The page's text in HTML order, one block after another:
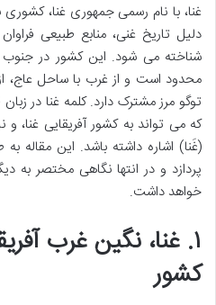
غنا، با نام رسمی جمهوری غنا،
دلیل تاریخ غنی، منابع طبیعی
شناخته می شود. این کشور در
محدود است و از غرب با ساحل عاج، از
توگو مرز مشترک دارد. کلمه غنا در
که می تواند به کشور آفریقایی غنا، و
(غَنا) اشاره داشته باشد. این مقاله
پردازد و در انتها نگاهی مختصر به
خواهد داشت.
۱. غنا، نگین غرب
کشور